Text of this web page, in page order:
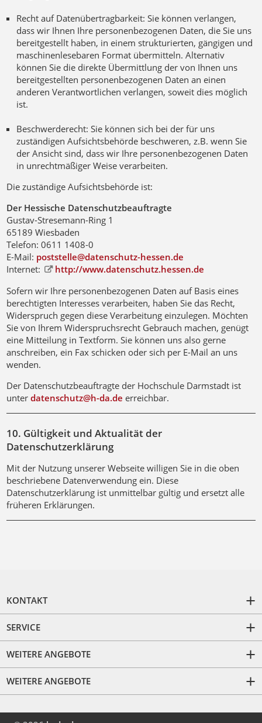
Recht auf Datenübertragbarkeit: Sie können verlangen,
dass wir Ihnen Ihre personenbezogenen Daten, die Sie uns
bereitgestellt haben, in einem strukturierten, gängigen und
maschinenlesebaren Format übermitteln. Alternativ
können Sie die direkte Übermittlung der von Ihnen uns
bereitgestellten personenbezogenen Daten an einen
anderen Verantwortlichen verlangen, soweit dies möglich
ist.
Beschwerderecht: Sie können sich bei der für uns
zuständigen Aufsichtsbehörde beschweren, z.B. wenn Sie
der Ansicht sind, dass wir Ihre personenbezogenen Daten
in unrechtmäßiger Weise verarbeiten.
Die zuständige Aufsichtsbehörde ist:
Der Hessische Datenschutzbeauftragte
Gustav-Stresemann-Ring 1
65189 Wiesbaden
Telefon: 0611 1408-0
E-Mail: poststelle@datenschutz-hessen.de
Internet:
http://www.datenschutz.hessen.de
Sofern wir Ihre personenbezogenen Daten auf Basis eines
berechtigten Interesses verarbeiten, haben Sie das Recht,
Widerspruch gegen diese Verarbeitung einzulegen. Möchten
Sie von Ihrem Widerspruchsrecht Gebrauch machen, genügt
eine Mitteilung in Textform. Sie können uns also gerne
anschreiben, ein Fax schicken oder sich per E-Mail an uns
wenden.
Der Datenschutzbeauftragte der Hochschule Darmstadt ist
unterdatenschutz@h-da.de erreichbar.
10. Gültigkeit und Aktualität der
Datenschutzerklärung
Mit der Nutzung unserer Webseite willigen Sie in die oben
beschriebene Datenverwendung ein. Diese
Datenschutzerklärung ist unmittelbar gültig und ersetzt alle
früheren Erklärungen.
KONTAKT
SERVICE
WEITERE ANGEBOTE
WEITERE ANGEBOTE